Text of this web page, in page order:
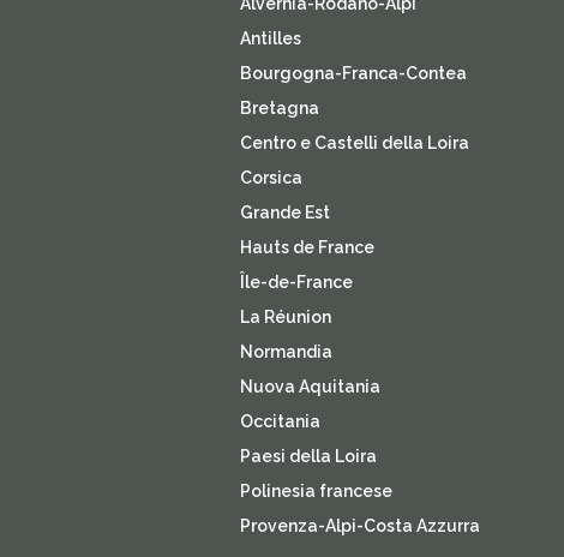
Antilles
Bourgogna-Franca-Contea
Bretagna
Centro e Castelli della Loira
Corsica
Grande Est
Hauts de France
Île-de-France
La Réunion
Normandia
Nuova Aquitania
Occitania
Paesi della Loira
Polinesia francese
Provenza-Alpi-Costa Azzurra